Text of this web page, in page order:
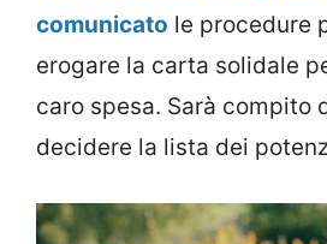
comunicato le procedure
erogare la carta solidale
caro spesa. Sarà compito
decidere la lista dei